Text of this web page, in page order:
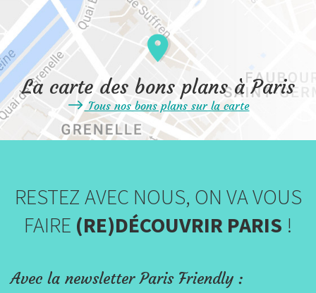
La carte des bons plans à Paris
Tous nos bons plans sur la carte
RESTEZ AVEC NOUS, ON VA VOUS
FAIRE (RE)DÉCOUVRIR PARIS !
Avec la newsletter Paris Friendly :